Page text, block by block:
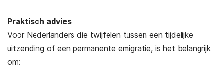
Praktisch advies
Voor Nederlanders die twijfelen tussen een tijdelijke
uitzending of een permanente emigratie, is het belangrijk
om: